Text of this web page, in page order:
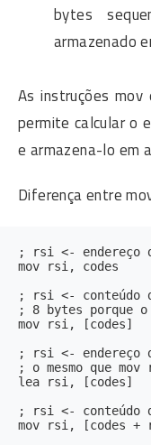
bytes
armazenado
As instruções
permite calcular o
e armazena-lo em
Diferença entre
; rsi <- endereço
mov rsi, codes
; rsi <- conteúdo
; 8 bytes porque
mov rsi, [codes]
; rsi <- endereço
; o mesmo que
lea rsi, [codes]
; rsi <- conteúdo
mov rsi, [codes +